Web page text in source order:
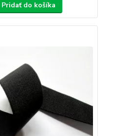
Pridať do košíka